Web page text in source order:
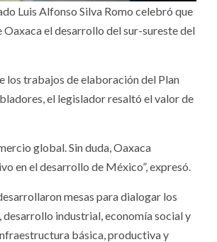
Luis Alfonso Silva Romo celebró que
el desarrollo del sur-sureste del
los trabajos de elaboración del Plan
el legislador resaltó el valor de
global. Sin duda, Oaxaca
en el desarrollo de México”, expresó.
mesas para dialogar los
industrial, economía social y
básica, productiva y